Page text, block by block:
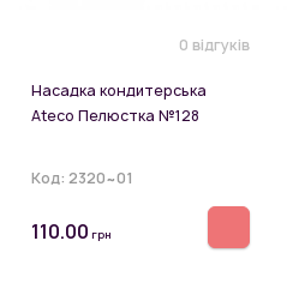
0 відгуків
Насадка кондитерська
Ateco Пелюстка №128
Код: 2320~01
110.00 грн